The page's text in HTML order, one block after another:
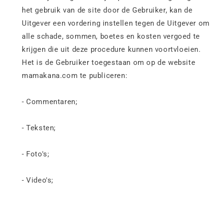
het gebruik van de site door de Gebruiker, kan de
Uitgever een vordering instellen tegen de Uitgever om
alle schade, sommen, boetes en kosten vergoed te
krijgen die uit deze procedure kunnen voortvloeien.
Het is de Gebruiker toegestaan om op de website
mamakana.com te publiceren:
- Commentaren;
- Teksten;
- Foto's;
- Video's;